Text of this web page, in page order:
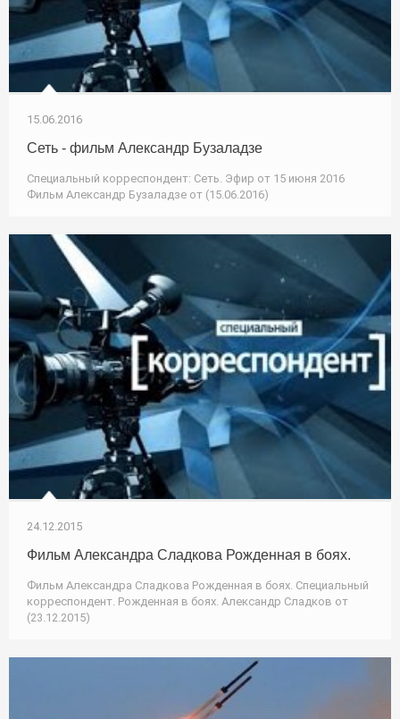
15.06.2016
Сеть - фильм Александр Бузаладзе
Специальный корреспондент: Сеть. Эфир от 15 июня 2016
Фильм Александр Бузаладзе от (15.06.2016)
24.12.2015
Фильм Александра Сладкова Рожденная в боях.
Фильм Александра Сладкова Рожденная в боях. Специальный
корреспондент. Рожденная в боях. Александр Сладков от
(23.12.2015)